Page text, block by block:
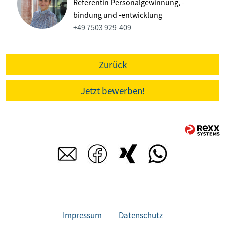
bindung und -entwicklung
+49 7503 929-409
Zurück
Jetzt bewerben!
Impressum Datenschutz